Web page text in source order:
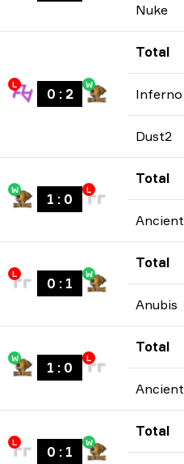
Nuke
L
0 : 2
W
Total
Inferno
Dust2
W
1 : 0
L
Total
Ancient
L
0 : 1
W
Total
Anubis
W
1 : 0
L
Total
Ancient
L
0 : 1
W
Total